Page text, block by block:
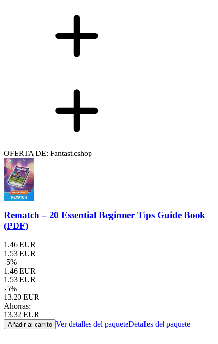
OFERTA DE: Fantasticshop
Rematch – 20 Essential Beginner Tips Guide Book
(PDF)
1.46 EUR
1.53 EUR
-5%
1.46 EUR
1.53 EUR
-5%
13.20 EUR
Ahorras:
13.32 EUR
Añadir al carrito Ver detalles del paqueteDetalles del paquete